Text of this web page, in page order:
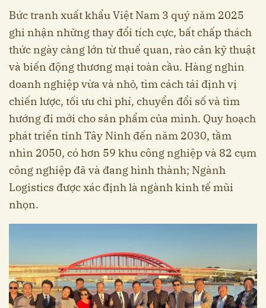
Bức tranh xuất khẩu Việt Nam 3 quý năm 2025
ghi nhận những thay đổi tích cực, bất chấp thách
thức ngày càng lớn từ thuế quan, rào cản kỹ thuật
và biến động thương mại toàn cầu. Hàng nghìn
doanh nghiệp vừa và nhỏ, tìm cách tái định vị
chiến lược, tối ưu chi phí, chuyển đổi số và tìm
hướng đi mới cho sản phẩm của mình. Quy hoạch
phát triển tỉnh Tây Ninh đến năm 2030, tầm
nhìn 2050, có hơn 59 khu công nghiệp và 82 cụm
công nghiệp đã và đang hình thành; Ngành
Logistics được xác định là ngành kinh tế mũi
nhọn.